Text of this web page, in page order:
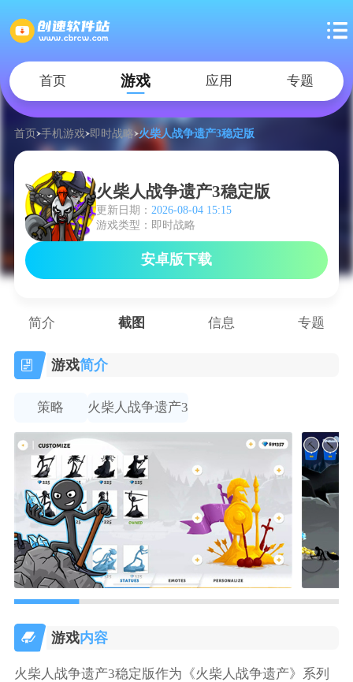
首页 游戏 应用 专题
首页 手机游戏 即时战略 火柴人战争遗产3稳定版
火柴人战争遗产3稳定版
更新日期： 2026-08-04 15:15
游戏类型：即时战略
安卓版下载
简介 截图 信息 专题
游戏简介
策略 火柴人战争遗产3
游戏内容
火柴人战争遗产3稳定版作为《火柴人战争遗产》系列